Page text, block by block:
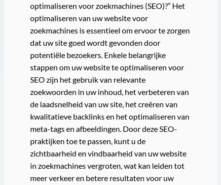
optimaliseren voor zoekmachines (SEO)?” Het
optimaliseren van uw website voor
zoekmachines is essentieel om ervoor te zorgen
dat uw site goed wordt gevonden door
potentiële bezoekers. Enkele belangrijke
stappen om uw website te optimaliseren voor
SEO zijn het gebruik van relevante
zoekwoorden in uw inhoud, het verbeteren van
de laadsnelheid van uw site, het creëren van
kwalitatieve backlinks en het optimaliseren van
meta-tags en afbeeldingen. Door deze SEO-
praktijken toe te passen, kunt u de
zichtbaarheid en vindbaarheid van uw website
in zoekmachines vergroten, wat kan leiden tot
meer verkeer en betere resultaten voor uw